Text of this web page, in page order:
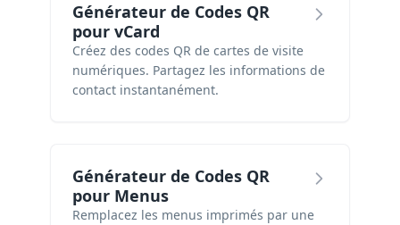
Générateur de Codes QR
pour vCard
Créez des codes QR de cartes de visite
numériques. Partagez les informations de
contact instantanément.
Générateur de Codes QR
pour Menus
Remplacez les menus imprimés par une